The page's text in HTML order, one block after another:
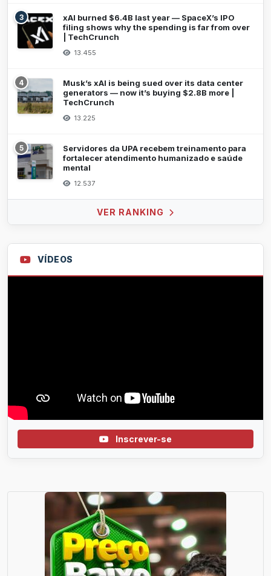
3
xAI burned $6.4B last year — SpaceX’s IPO
filing shows why the spending is far from over
| TechCrunch
13.455
4
Musk’s xAI is being sued over its data center
generators — now it’s buying $2.8B more |
TechCrunch
13.225
5
Servidores da UPA recebem treinamento para
fortalecer atendimento humanizado e saúde
mental
12.537
VER RANKING
VÍDEOS
Inscrever-se